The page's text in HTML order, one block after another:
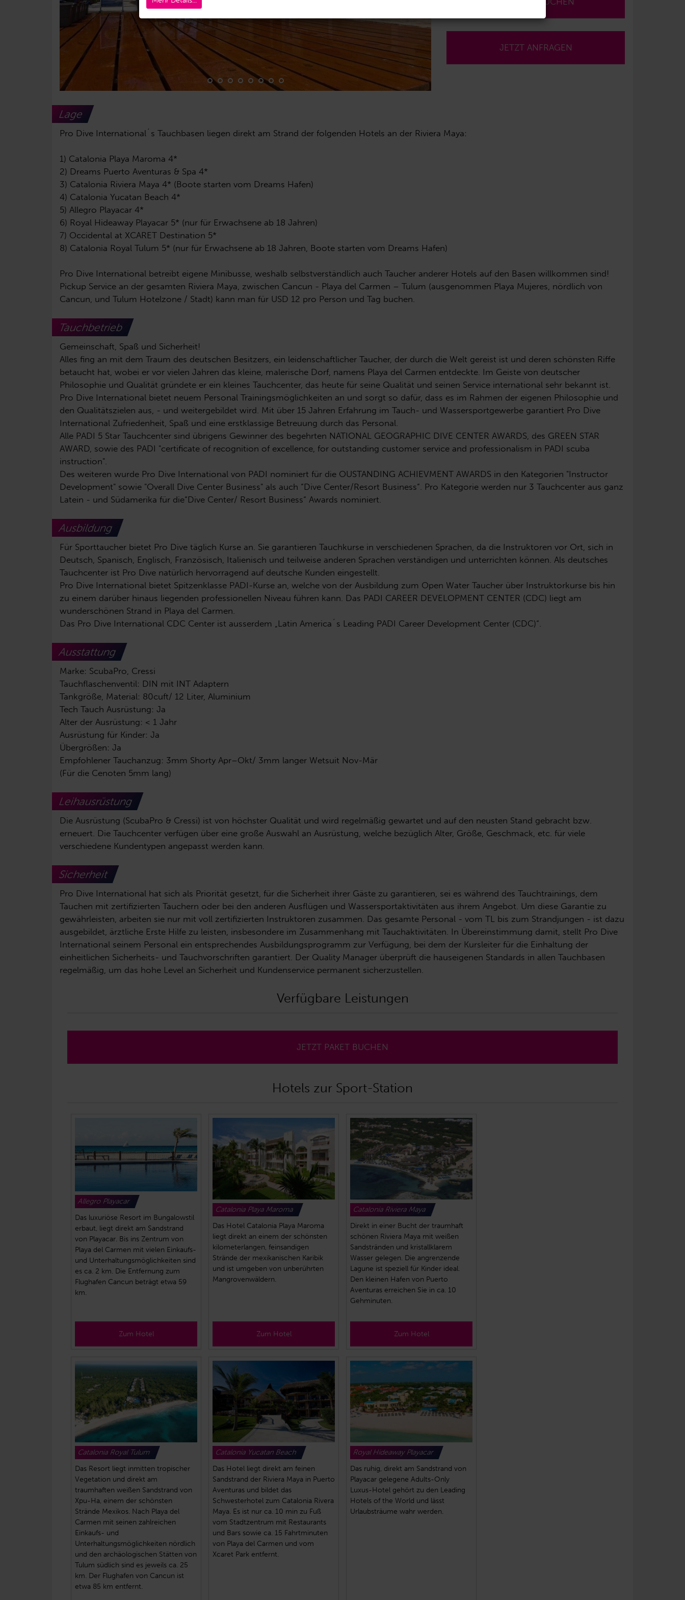
JETZT ANFRAGEN
Lage
Pro Dive International´s Tauchbasen liegen direkt am Strand der folgenden Hotels an der Riviera Maya:
1) Catalonia Playa Maroma 4*
2) Dreams Puerto Aventuras & Spa 4*
3) Catalonia Riviera Maya 4* (Boote starten vom Dreams Hafen)
4) Catalonia Yucatan Beach 4*
5) Allegro Playacar 4*
6) Royal Hideaway Playacar 5* (nur für Erwachsene ab 18 Jahren)
7) Occidental at XCARET Destination 5*
8) Catalonia Royal Tulum 5* (nur für Erwachsene ab 18 Jahren, Boote starten vom Dreams Hafen)
Pro Dive International betreibt eigene Minibusse, weshalb selbstverständlich auch Taucher anderer Hotels auf den Basen willkommen sind!
Pickup Service an der gesamten Riviera Maya, zwischen Cancun - Playa del Carmen – Tulum (ausgenommen Playa Mujeres, nördlich von
Cancun, und Tulum Hotelzone / Stadt) kann man für USD 12 pro Person und Tag buchen.
Tauchbetrieb
Gemeinschaft, Spaß und Sicherheit!
Alles fing an mit dem Traum des deutschen Besitzers, ein leidenschaftlicher Taucher, der durch die Welt gereist ist und deren schönsten Riffe
betaucht hat, wobei er vor vielen Jahren das kleine, malerische Dorf, namens Playa del Carmen entdeckte. Im Geiste von deutscher
Philosophie und Qualität gründete er ein kleines Tauchcenter, das heute für seine Qualität und seinen Service international sehr bekannt ist.
Pro Dive International bietet neuem Personal Trainingsmöglichkeiten an und sorgt so dafür, dass es im Rahmen der eigenen Philosophie und
den Qualitätszielen aus, - und weitergebildet wird. Mit über 15 Jahren Erfahrung im Tauch- und Wassersportgewerbe garantiert Pro Dive
International Zufriedenheit, Spaß und eine erstklassige Betreuung durch das Personal.
Alle PADI 5 Star Tauchcenter sind übrigens Gewinner des begehrten NATIONAL GEOGRAPHIC DIVE CENTER AWARDS, des GREEN STAR
AWARD, sowie des PADI "certificate of recognition of excellence, for outstanding customer service and professionalism in PADI scuba
instruction".
Des weiteren wurde Pro Dive International von PADI nominiert für die OUSTANDING ACHIEVMENT AWARDS in den Kategorien "Instructor
Development" sowie "Overall Dive Center Business" als auch “Dive Center/Resort Business“. Pro Kategorie werden nur 3 Tauchcenter aus ganz
Latein - und Südamerika für die“Dive Center/ Resort Business“ Awards nominiert.
Ausbildung
Für Sporttaucher bietet Pro Dive täglich Kurse an. Sie garantieren Tauchkurse in verschiedenen Sprachen, da die Instruktoren vor Ort, sich in
Deutsch, Spanisch, Englisch, Französisch, Italienisch und teilweise anderen Sprachen verständigen und unterrichten können. Als deutsches
Tauchcenter ist Pro Dive natürlich hervorragend auf deutsche Kunden eingestellt.
Pro Dive International bietet Spitzenklasse PADI-Kurse an, welche von der Ausbildung zum Open Water Taucher über Instruktorkurse bis hin
zu einem darüber hinaus liegenden professionellen Niveau führen kann. Das PADI CAREER DEVELOPMENT CENTER (CDC) liegt am
wunderschönen Strand in Playa del Carmen.
Das Pro Dive International CDC Center ist ausserdem „Latin America´s Leading PADI Career Development Center (CDC)“.
Ausstattung
Marke: ScubaPro, Cressi
Tauchflaschenventil: DIN mit INT Adaptern
Tankgröße, Material: 80cuft/ 12 Liter, Aluminium
Tech Tauch Ausrüstung: Ja
Alter der Ausrüstung: < 1 Jahr
Ausrüstung für Kinder: Ja
Übergrößen: Ja
Empfohlener Tauchanzug: 3mm Shorty Apr–Okt/ 3mm langer Wetsuit Nov-Mär
(Für die Cenoten 5mm lang)
Leihausrüstung
Die Ausrüstung (ScubaPro & Cressi) ist von höchster Qualität und wird regelmäßig gewartet und auf den neusten Stand gebracht bzw.
erneuert. Die Tauchcenter verfügen über eine große Auswahl an Ausrüstung, welche bezüglich Alter, Größe, Geschmack, etc. für viele
verschiedene Kundentypen angepasst werden kann.
Sicherheit
Pro Dive International hat sich als Priorität gesetzt, für die Sicherheit ihrer Gäste zu garantieren, sei es während des Tauchtrainings, dem
Tauchen mit zertifizierten Tauchern oder bei den anderen Ausflügen und Wassersportaktivitäten aus ihrem Angebot. Um diese Garantie zu
gewährleisten, arbeiten sie nur mit voll zertifizierten Instruktoren zusammen. Das gesamte Personal - vom TL bis zum Strandjungen - ist dazu
ausgebildet, ärztliche Erste Hilfe zu leisten, insbesondere im Zusammenhang mit Tauchaktivitäten. In Übereinstimmung damit, stellt Pro Dive
International seinem Personal ein entsprechendes Ausbildungsprogramm zur Verfügung, bei dem der Kursleiter für die Einhaltung der
einheitlichen Sicherheits- und Tauchvorschriften garantiert. Der Quality Manager überprüft die hauseigenen Standards in allen Tauchbasen
regelmäßig, um das hohe Level an Sicherheit und Kundenservice permanent sicherzustellen.
Verfügbare Leistungen
JETZT PAKET BUCHEN
Hotels zur Sport-Station
Allegro Playacar
Das luxuriöse Resort im Bungalowstil
erbaut, liegt direkt am Sandstrand
von Playacar. Bis ins Zentrum von
Playa del Carmen mit vielen Einkaufs-
und Unterhaltungsmöglichkeiten sind
es ca. 2 km. Die Entfernung zum
Flughafen Cancun beträgt etwa 59
km.
Zum Hotel
Catalonia Playa Maroma
Das Hotel Catalonia Playa Maroma
liegt direkt an einem der schönsten
kilometerlangen, feinsandigen
Strände der mexikanischen Karibik
und ist umgeben von unberührten
Mangrovenwäldern.
Zum Hotel
Catalonia Riviera Maya
Direkt in einer Bucht der traumhaft
schönen Riviera Maya mit weißen
Sandstränden und kristallklarem
Wasser gelegen. Die angrenzende
Lagune ist speziell für Kinder ideal.
Den kleinen Hafen von Puerto
Aventuras erreichen Sie in ca. 10
Gehminuten.
Zum Hotel
Catalonia Royal Tulum
Das Resort liegt inmitten tropischer
Vegetation und direkt am
traumhaften weißen Sandstrand von
Xpu-Ha, einem der schönsten
Strände Mexikos. Nach Playa del
Carmen mit seinen zahlreichen
Einkaufs- und
Unterhaltungsmöglichkeiten nördlich
und den archäologischen Stätten von
Tulum südlich sind es jeweils ca. 25
km. Der Flughafen von Cancun ist
etwa 85 km entfernt.
Catalonia Yucatan Beach
Das Hotel liegt direkt am feinen
Sandstrand der Riviera Maya in Puerto
Aventuras und bildet das
Schwesterhotel zum Catalonia Rivera
Maya. Es ist nur ca. 10 min zu Fuß
vom Stadtzentrum mit Restaurants
und Bars sowie ca. 15 Fahrtminuten
von Playa del Carmen und vom
Xcaret Park entfernt.
Royal Hideaway Playacar
Das ruhig, direkt am Sandstrand von
Playacar gelegene Adults-Only
Luxus-Hotel gehört zu den Leading
Hotels of the World und lässt
Urlaubsträume wahr werden.